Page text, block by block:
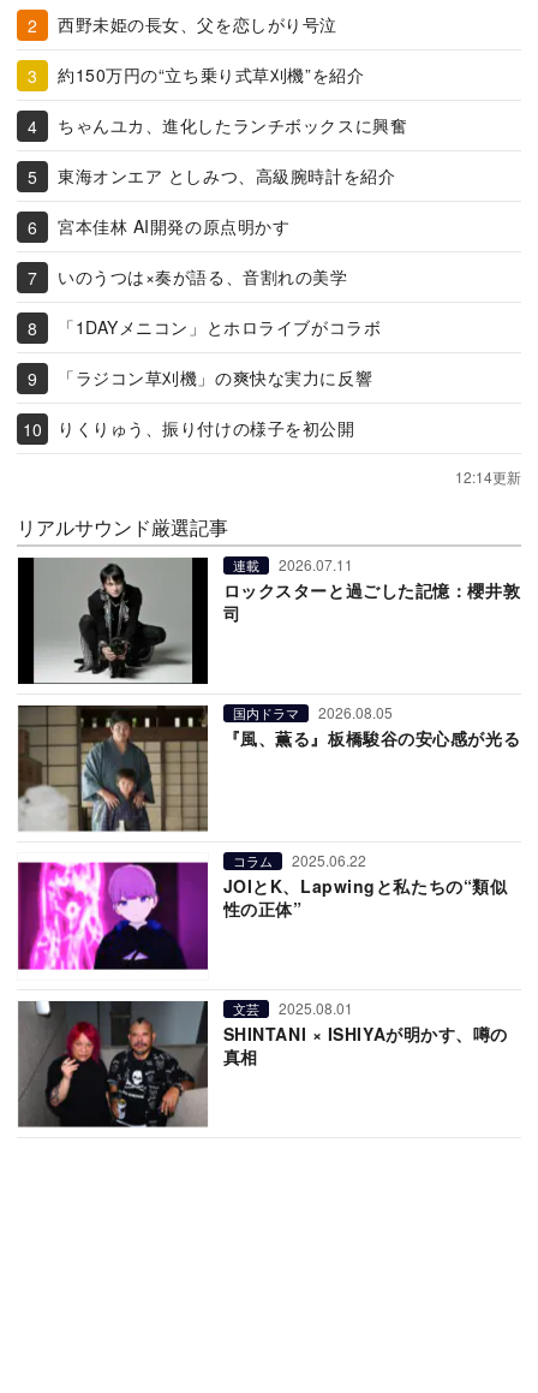
西野未姫の長女、父を恋しがり号泣
約150万円の“立ち乗り式草刈機”を紹介
ちゃんユカ、進化したランチボックスに興奮
東海オンエア としみつ、高級腕時計を紹介
宮本佳林 AI開発の原点明かす
いのうつは×奏が語る、音割れの美学
「1DAYメニコン」とホロライブがコラボ
「ラジコン草刈機」の爽快な実力に反響
りくりゅう、振り付けの様子を初公開
12:14更新
リアルサウンド厳選記事
連載 2026.07.11
ロックスターと過ごした記憶：櫻井敦
司
国内ドラマ 2026.08.05
『風、薫る』板橋駿谷の安心感が光る
コラム 2025.06.22
JOIとK、Lapwingと私たちの“類似
性の正体”
文芸 2025.08.01
SHINTANI × ISHIYAが明かす、噂の
真相